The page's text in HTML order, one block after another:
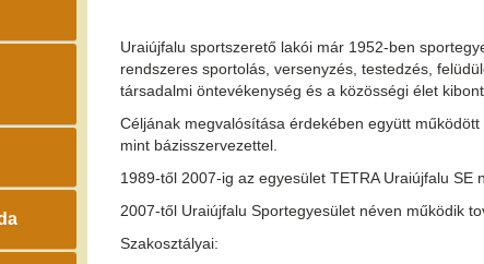
Uraiújfalu sportszerető lakói már 1952-ben
rendszeres sportolás, versenyzés, testedzés,
társadalmi öntevékenység és a közösségi élet
Céljának megvalósítása érdekében együtt
mint bázisszervezettel.
1989-től 2007-ig az egyesület TETRA Uraiújfalu SE
2007-től Uraiújfalu Sportegyesület néven működik
Szakosztályai: